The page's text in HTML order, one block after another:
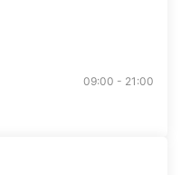
09:00 - 21:00